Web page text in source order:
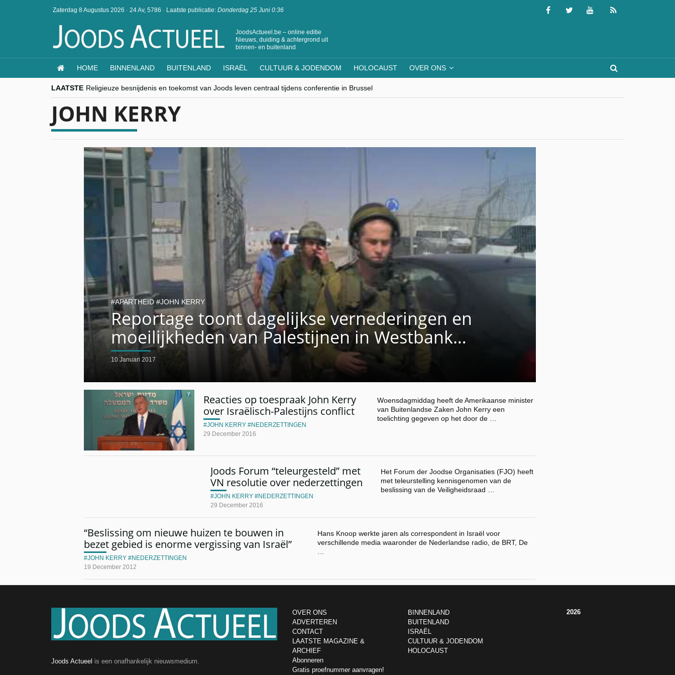
Zaterdag 8 Augustus 2026 · 24 Av, 5786 · Laatste publicatie: Donderdag 25 Juni 0:36
JoodsActueel.be – online editie
Nieuws, duiding & achtergrond uit
binnen- en buitenland
HOME BINNENLAND BUITENLAND ISRAËL CULTUUR & JODENDOM HOLOCAUST OVER ONS
LAATSTE Religieuze besnijdenis en toekomst van Joods leven centraal tijdens conferentie in Brussel
“Besnijdenisdebat toont hoe moeilijk seculiere Westen minderheden begrijpt”, Jinnih Beels (Vooruit)
CITYTRIP | ROEMENIË – Boekarest: de verrassing van Oost-Europa
“Vandaag zit elke Jood in België op de beklaagdenbank”
goKosher lanceert nieuwe website en samenwerking met Mishpacha voor kosher travel en simchas wereldwijd
JOHN KERRY
Reportage toont dagelijkse vernederingen en
moeilijkheden van Palestijnen in Westbank…
10 Januari 2017
APARTHEID JOHN KERRY
Reacties op toespraak John Kerry
over Israëlisch-Palestijns conflict
29 December 2016
JOHN KERRY NEDERZETTINGEN
Woensdagmiddag heeft de Amerikaanse minister
van Buitenlandse Zaken John Kerry een
toelichting gegeven op het door de …
Joods Forum “teleurgesteld” met
VN resolutie over nederzettingen
29 December 2016
JOHN KERRY NEDERZETTINGEN
Het Forum der Joodse Organisaties (FJO) heeft
met teleurstelling kennisgenomen van de
beslissing van de Veiligheidsraad …
“Beslissing om nieuwe huizen te bouwen in
bezet gebied is enorme vergissing van Israël”
19 December 2012
JOHN KERRY NEDERZETTINGEN
Hans Knoop werkte jaren als correspondent in Israël voor
verschillende media waaronder de Nederlandse radio, de BRT, De
Joods Actueel is een onafhankelijk nieuwsmedium.
OVER ONS
ADVERTEREN
CONTACT
LAATSTE MAGAZINE &
ARCHIEF
Abonneren
Gratis proefnummer aanvragen!
BINNENLAND
BUITENLAND
ISRAËL
CULTUUR & JODENDOM
HOLOCAUST
2026